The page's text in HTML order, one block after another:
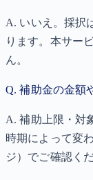
A. いいえ。採択
ります。本サー
ん。
Q.補助金の金額
A.補助上限・対
時期によって変
ジ）でご確認く